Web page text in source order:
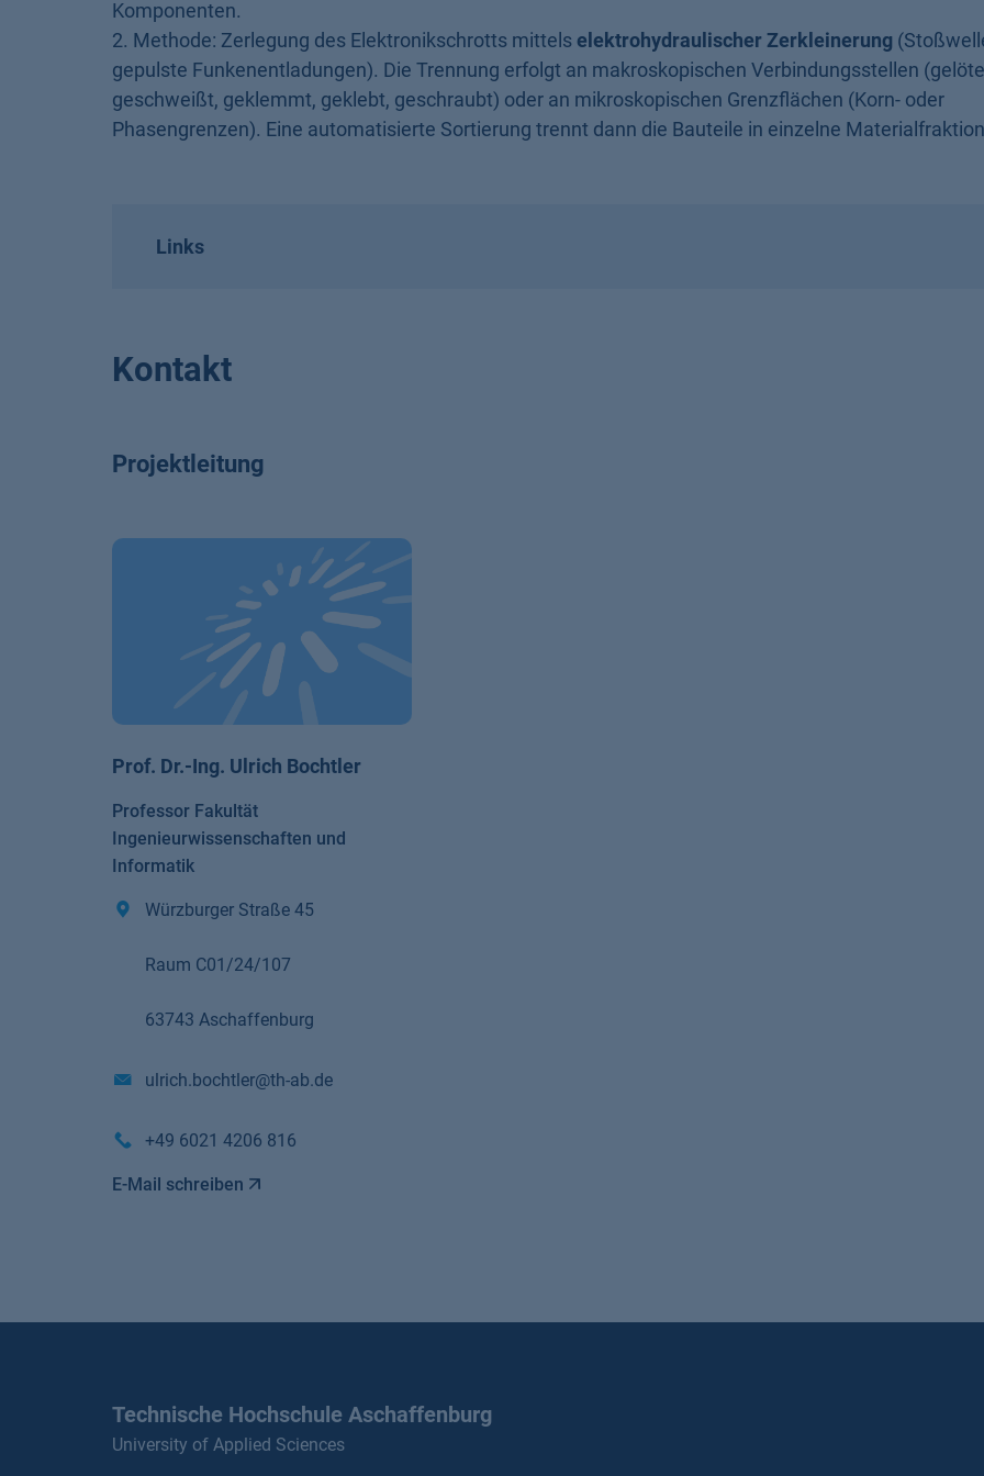
Komponenten.
2. Methode: Zerlegung des Elektronikschrotts mittelselektrohydraulischer Zerkleinerung
gepulste Funkenentladungen). Die Trennung erfolgt an makroskopischen Verbindungsstellen
geschweißt, geklemmt, geklebt, geschraubt) oder an mikroskopischen Grenzflächen (Korn- oder
Phasengrenzen). Eine automatisierte Sortierung trennt dann die Bauteile in einzelne
Links
Kontakt
Projektleitung
Prof. Dr.-Ing. Ulrich Bochtler
Professor Fakultät
Ingenieurwissenschaften und
Informatik
Würzburger Straße 45
Raum C01/24/107
63743 Aschaffenburg
ulrich.bochtler@th-ab.de
+49 6021 4206 816
E-Mail schreiben
Technische Hochschule Aschaffenburg
University of Applied Sciences